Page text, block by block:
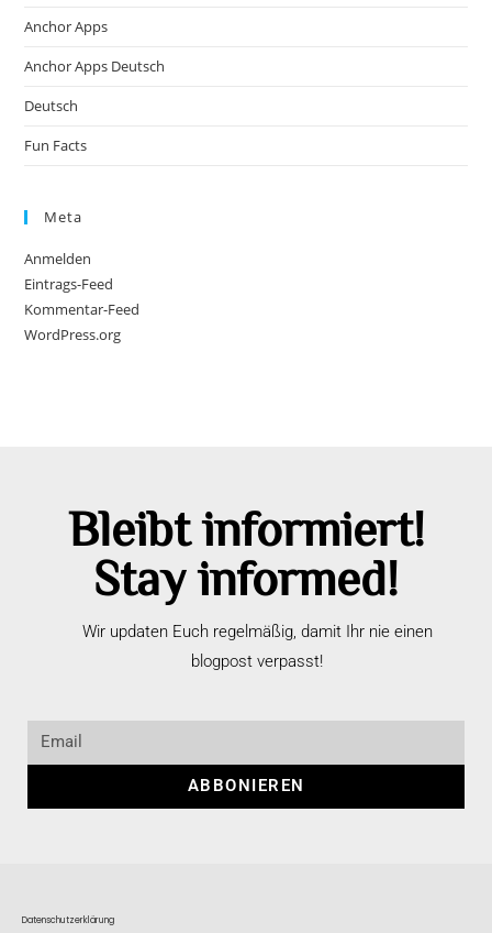
Anchor Apps
Anchor Apps Deutsch
Deutsch
Fun Facts
Meta
Anmelden
Eintrags-Feed
Kommentar-Feed
WordPress.org
Bleibt informiert!
Stay informed!
Wir updaten Euch regelmäßig, damit Ihr nie einen
blogpost verpasst!
ABBONIEREN
Datenschutzerklärung